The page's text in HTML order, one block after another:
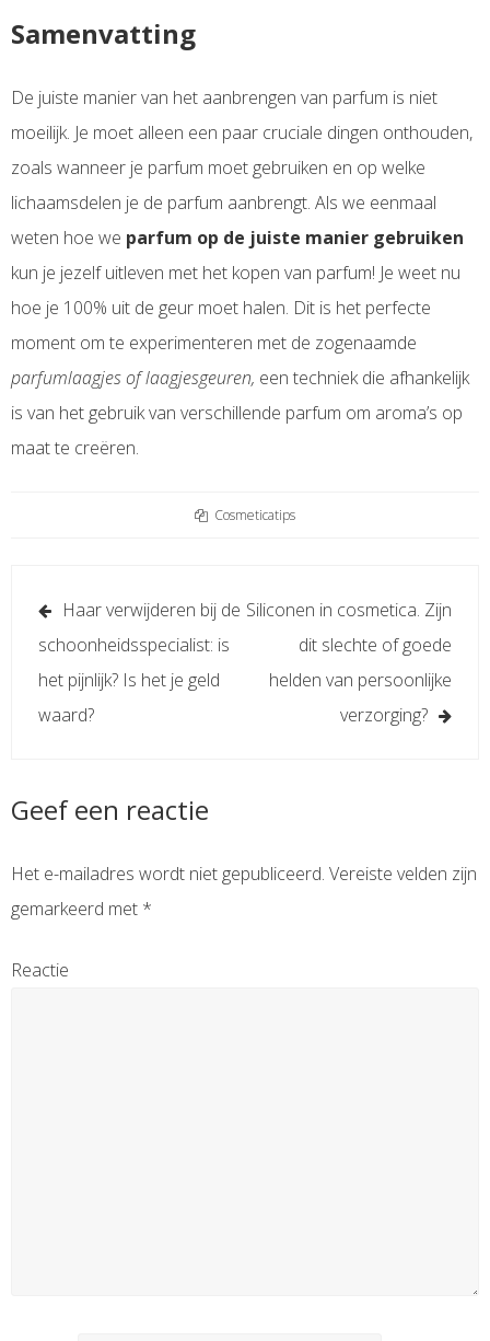
Samenvatting
De juiste manier van het aanbrengen van parfum is niet
moeilijk. Je moet alleen een paar cruciale dingen onthouden,
zoals wanneer je parfum moet gebruiken en op welke
lichaamsdelen je de parfum aanbrengt. Als we eenmaal
weten hoe we parfum op de juiste manier gebruiken
kun je jezelf uitleven met het kopen van parfum! Je weet nu
hoe je 100% uit de geur moet halen. Dit is het perfecte
moment om te experimenteren met de zogenaamde
parfumlaagjes of laagjesgeuren, een techniek die afhankelijk
is van het gebruik van verschillende parfum om aroma’s op
maat te creëren.
Cosmeticatips
Berichtnavigatie
Haar verwijderen bij de
schoonheidsspecialist: is
het pijnlijk? Is het je geld
waard?
Siliconen in cosmetica. Zijn
dit slechte of goede
helden van persoonlijke
verzorging?
Geef een reactie
Het e-mailadres wordt niet gepubliceerd. Vereiste velden zijn
gemarkeerd met *
Reactie